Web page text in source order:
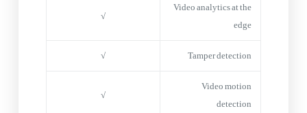
Video analytics at the
edge
√
Tamper detection
√
Video motion
detection
√